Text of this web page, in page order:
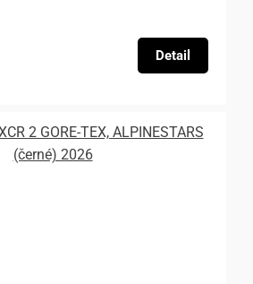
Detail
2 GORE-TEX, ALPINESTARS
(černé) 2026